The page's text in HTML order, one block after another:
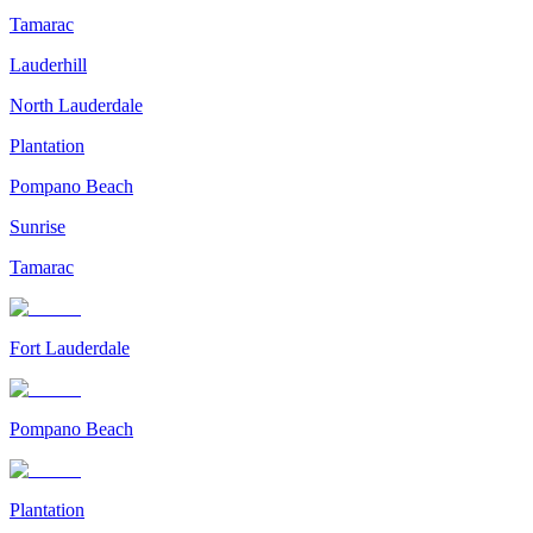
Tamarac
Lauderhill
North Lauderdale
Plantation
Pompano Beach
Sunrise
Tamarac
Fort Lauderdale
Pompano Beach
Plantation